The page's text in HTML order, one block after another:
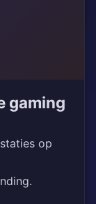
gaming
op